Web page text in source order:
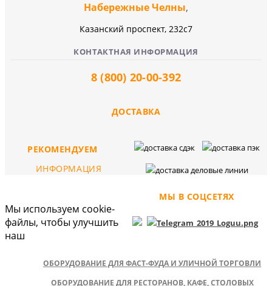
Набережные Челны,
Казанский проспект, 232c7
КОНТАКТНАЯ ИНФОРМАЦИЯ
8 (800) 20-00-392
ДОСТАВКА
МЫ В СОЦСЕТЯХ
РЕКОМЕНДУЕМ
ОБОРУДОВАНИЕ ДЛЯ ФАСТ-ФУДА И УЛИЧНОЙ ТОРГОВЛИ
ОБОРУДОВАНИЕ ДЛЯ РЕСТОРАНОВ, КАФЕ, СТОЛОВЫХ
ИНФОРМАЦИЯ
Мы используем cookie-
файлы, чтобы улучшить
наш